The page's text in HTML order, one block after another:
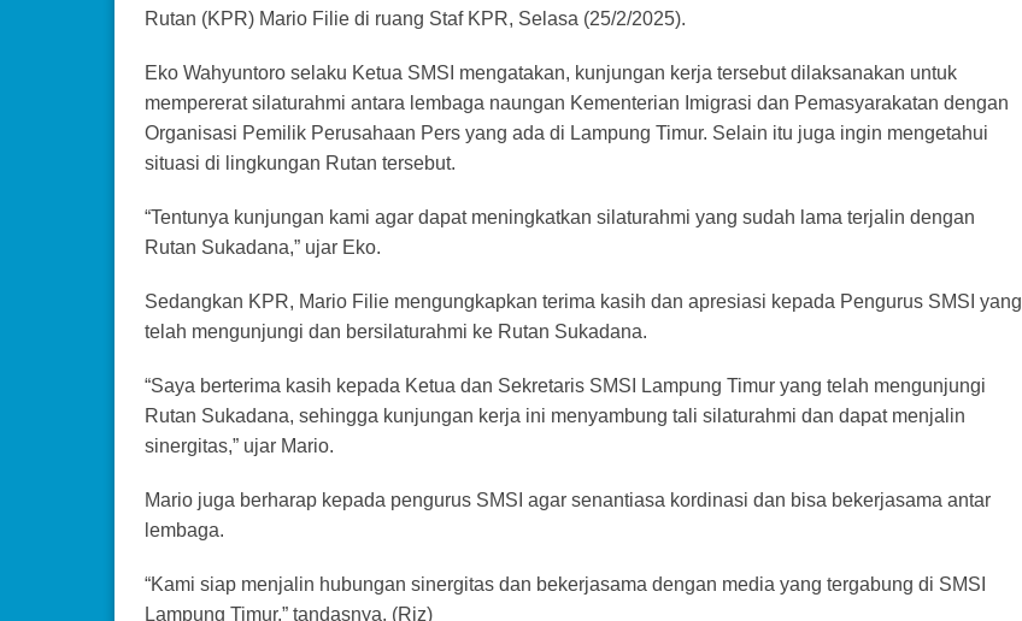
Rutan (KPR) Mario Filie di ruang Staf KPR, Selasa (25/2/2025).
Eko Wahyuntoro selaku Ketua SMSI mengatakan, kunjungan kerja tersebut dilaksanakan untuk
mempererat silaturahmi antara lembaga naungan Kementerian Imigrasi dan Pemasyarakatan dengan
Organisasi Pemilik Perusahaan Pers yang ada di Lampung Timur. Selain itu juga ingin mengetahui
situasi di lingkungan Rutan tersebut.
“Tentunya kunjungan kami agar dapat meningkatkan silaturahmi yang sudah lama terjalin dengan
Rutan Sukadana,” ujar Eko.
Sedangkan KPR, Mario Filie mengungkapkan terima kasih dan apresiasi kepada Pengurus SMSI yang
telah mengunjungi dan bersilaturahmi ke Rutan Sukadana.
“Saya berterima kasih kepada Ketua dan Sekretaris SMSI Lampung Timur yang telah mengunjungi
Rutan Sukadana, sehingga kunjungan kerja ini menyambung tali silaturahmi dan dapat menjalin
sinergitas,” ujar Mario.
Mario juga berharap kepada pengurus SMSI agar senantiasa kordinasi dan bisa bekerjasama antar
lembaga.
“Kami siap menjalin hubungan sinergitas dan bekerjasama dengan media yang tergabung di SMSI
Lampung Timur,” tandasnya. (Riz)